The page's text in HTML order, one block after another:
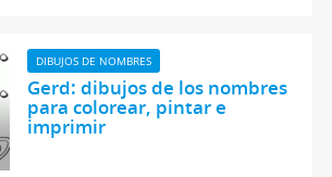
DIBUJOS DE NOMBRES
Gerd: dibujos de los nombres
para colorear, pintar e
imprimir